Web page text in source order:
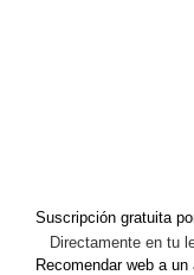
Suscripción gratuita
Directamente en tu
Recomendar web a un